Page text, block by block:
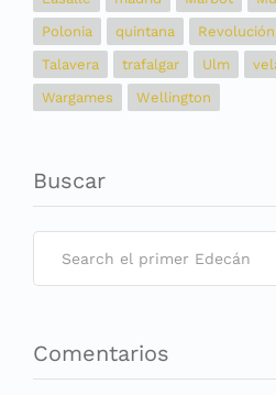
Polonia
quintana Revolución
Talavera
trafalgar Ulm
Wargames
Wellington
Buscar
Comentarios